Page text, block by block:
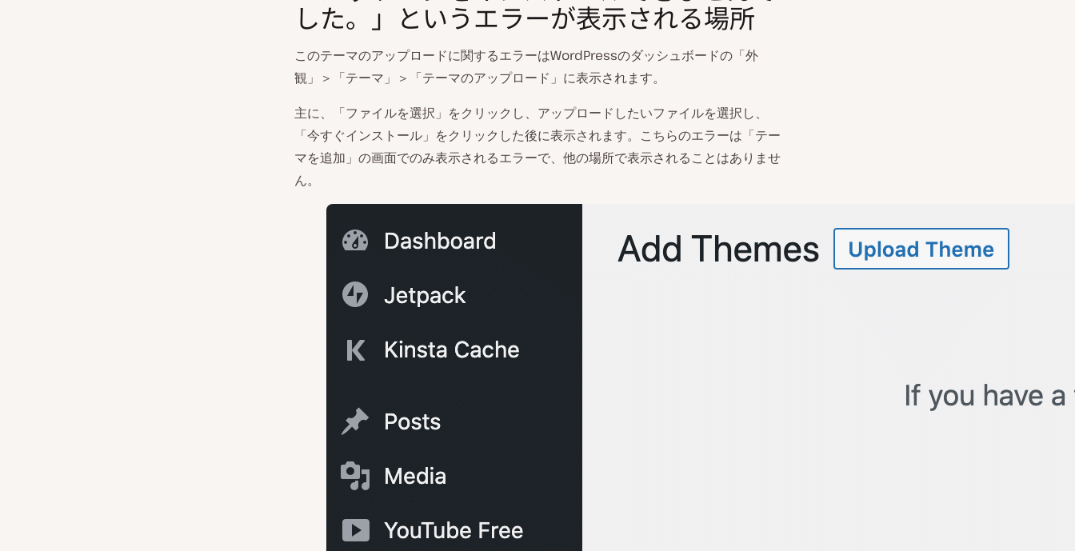
した。」というエラーが表示される場所
このテーマのアップロードに関するエラーはWordPressのダッシュボードの「外
観」＞「テーマ」＞「テーマのアップロード」に表示されます。
主に、「ファイルを選択」をクリックし、アップロードしたいファイルを選択し、
「今すぐインストール」をクリックした後に表示されます。こちらのエラーは「テー
マを追加」の画面でのみ表示されるエラーで、他の場所で表示されることはありませ
ん。